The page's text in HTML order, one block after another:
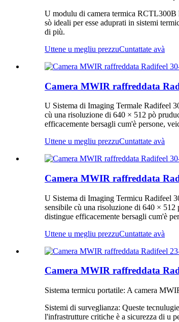
U modulu di camera termica RCTL300B
sò ideali per esse aduprati in sistemi
di più.
Uttene u megliu prezzuCuntattate avà
Camera MWIR raffreddata
U Sistema di Imaging Termale Radifeel
cù una risoluzione di 640 × 512 pò
efficacemente bersagli cum'è persone,
Uttene u megliu prezzuCuntattate avà
Camera MWIR raffreddata
U Sistema di Imaging Termicu Radifeel
sensibile cù una risoluzione di 640 ×
distingue efficacemente bersagli cum'è
Uttene u megliu prezzuCuntattate avà
Camera MWIR raffreddata
Sistema termicu portatile: A camera
Sistemi di surveglianza: Queste
l'infrastrutture critiche è a sicurezza di u